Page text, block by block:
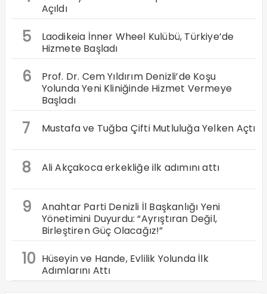
Açıldı
5
Laodikeia İnner Wheel Kulübü, Türkiye’de
Hizmete Başladı
6
Prof. Dr. Cem Yıldırım Denizli’de Koşu
Yolunda Yeni Kliniğinde Hizmet Vermeye
Başladı
7 Mustafa ve Tuğba Çifti Mutluluğa Yelken Açtı
8 Ali Akçakoca erkekliğe ilk adımını attı
9
Anahtar Parti Denizli İl Başkanlığı Yeni
Yönetimini Duyurdu: “Ayrıştıran Değil,
Birleştiren Güç Olacağız!”
10 Hüseyin ve Hande, Evlilik Yolunda İlk
Adımlarını Attı